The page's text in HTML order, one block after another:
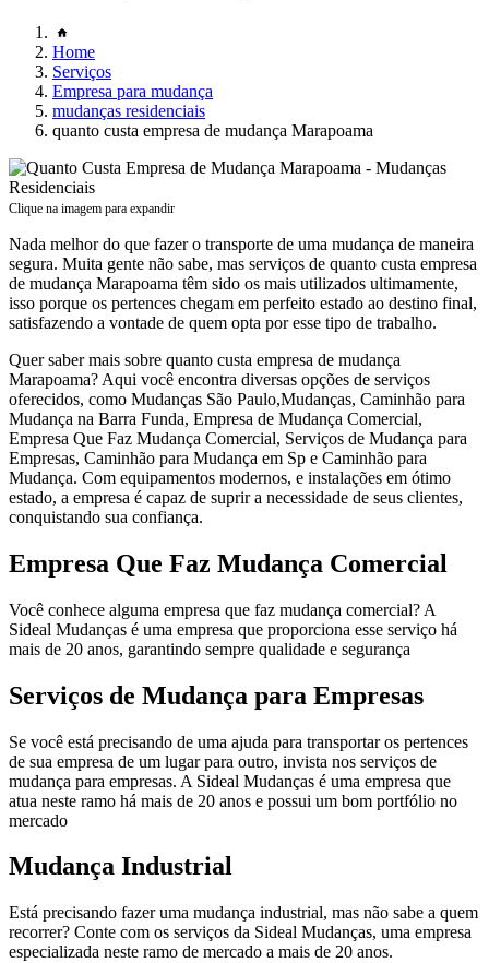
Home
Serviços
Empresa para mudança
mudanças residenciais
quanto custa empresa de mudança Marapoama
Clique na imagem para expandir
Nada melhor do que fazer o transporte de uma mudança de maneira
segura. Muita gente não sabe, mas serviços de quanto custa empresa
de mudança Marapoama têm sido os mais utilizados ultimamente,
isso porque os pertences chegam em perfeito estado ao destino final,
satisfazendo a vontade de quem opta por esse tipo de trabalho.
Quer saber mais sobre quanto custa empresa de mudança
Marapoama? Aqui você encontra diversas opções de serviços
oferecidos, como Mudanças São Paulo,Mudanças, Caminhão para
Mudança na Barra Funda, Empresa de Mudança Comercial,
Empresa Que Faz Mudança Comercial, Serviços de Mudança para
Empresas, Caminhão para Mudança em Sp e Caminhão para
Mudança. Com equipamentos modernos, e instalações em ótimo
estado, a empresa é capaz de suprir a necessidade de seus clientes,
conquistando sua confiança.
Empresa Que Faz Mudança Comercial
Você conhece alguma empresa que faz mudança comercial? A
Sideal Mudanças é uma empresa que proporciona esse serviço há
mais de 20 anos, garantindo sempre qualidade e segurança
Serviços de Mudança para Empresas
Se você está precisando de uma ajuda para transportar os pertences
de sua empresa de um lugar para outro, invista nos serviços de
mudança para empresas. A Sideal Mudanças é uma empresa que
atua neste ramo há mais de 20 anos e possui um bom portfólio no
mercado
Mudança Industrial
Está precisando fazer uma mudança industrial, mas não sabe a quem
recorrer? Conte com os serviços da Sideal Mudanças, uma empresa
especializada neste ramo de mercado a mais de 20 anos.